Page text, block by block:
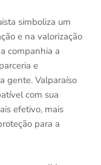
simboliza um
e na valorização
companhia a
e
gente. Valparaíso
com sua
efetivo, mais
para a